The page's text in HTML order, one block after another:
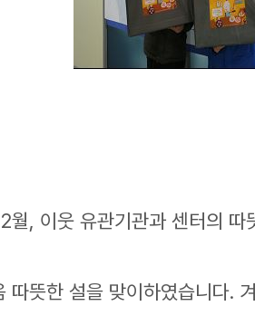
, 이웃 유관기관과 센터의 따
따뜻한 설을 맞이하였습니다.